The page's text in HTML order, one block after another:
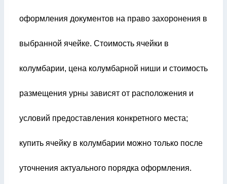
оформления документов на право захоронения в
выбранной ячейке. Стоимость ячейки в
колумбарии, цена колумбарной ниши и стоимость
размещения урны зависят от расположения и
условий предоставления конкретного места;
купить ячейку в колумбарии можно только после
уточнения актуального порядка оформления.